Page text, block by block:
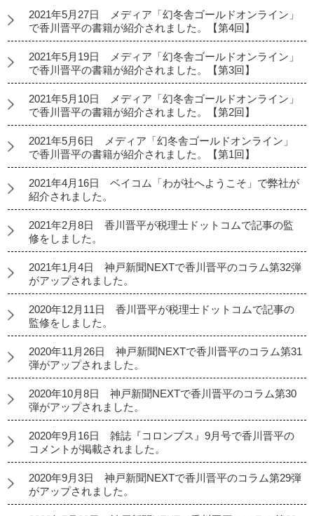
2021年5月27日 メディア「幻冬舎ゴールドオンライン」
で香川晋平の書籍が紹介されました。【第4回】
2021年5月19日 メディア「幻冬舎ゴールドオンライン」
で香川晋平の書籍が紹介されました。【第3回】
2021年5月10日 メディア「幻冬舎ゴールドオンライン」
で香川晋平の書籍が紹介されました。【第2回】
2021年5月6日 メディア「幻冬舎ゴールドオンライン」
で香川晋平の書籍が紹介されました。【第1回】
2021年4月16日 ベイコム「わが社へようこそ」で弊社が
紹介されました。
2021年2月8日 香川晋平が税理士ドットコムで記事の監
修をしました。
2021年1月4日 神戸新聞NEXTで香川晋平のコラム第32弾
がアップされました。
2020年12月11日 香川晋平が税理士ドットコムで記事の
監修をしました。
2020年11月26日 神戸新聞NEXTで香川晋平のコラム第31
弾がアップされました。
2020年10月8日 神戸新聞NEXTで香川晋平のコラム第30
弾がアップされました。
2020年9月16日 雑誌『コロンブス』9月号で香川晋平の
コメントが掲載されました。
2020年9月3日 神戸新聞NEXTで香川晋平のコラム第29弾
がアップされました。